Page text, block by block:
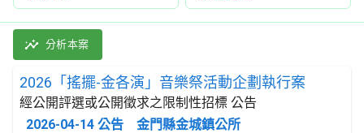
2026「搖擺-金各演」音樂祭活動企劃執行案 招標公告 | 案
採購類別：勞務類 娛樂,文化,體育服務 | 招標方式：經公開
分析本案
2026「搖擺-金各演」音樂祭活動企劃執行案
經公開評選或公開徵求之限制性招標 公告
2026-04-14 公告 金門縣金城鎮公所